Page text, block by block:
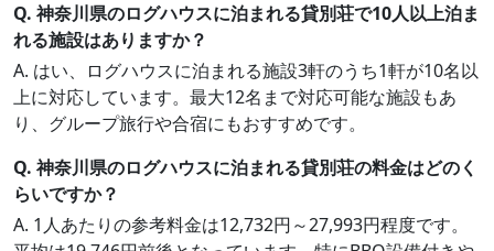
Q. 神奈川県のログハウスに泊まれる貸別荘で10人以上泊ま
れる施設はありますか？
A. はい、ログハウスに泊まれる施設3軒のうち1軒が10名以
上に対応しています。最大12名まで対応可能な施設もあ
り、グループ旅行や合宿にもおすすめです。
Q. 神奈川県のログハウスに泊まれる貸別荘の料金はどのく
らいですか？
A. 1人あたりの参考料金は12,732円～27,993円程度です。